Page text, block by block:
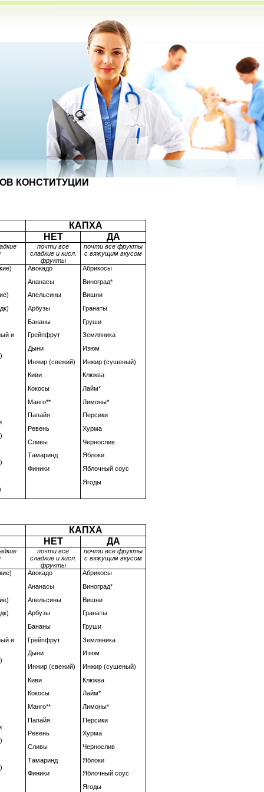
КОНСТИТУЦИИ
КАПХА
НЕТ
ДА
почти все
сладкие и кисл.
фрукты
почти все фрукты
с вяжущим вкусом
и
Авокадо
Ананасы
Апельсины
Арбузы
Бананы
Грейпфрут
Дыни
Инжир (свежий)
Киви
Кокосы
Манго**
Папайя
Ревень
Сливы
Тамаринд
Финики
Абрикосы
Виноград*
Вишни
Гранаты
Груши
Земляника
Изюм
Инжир (сушеный)
Клюква
Лайм*
Лимоны*
Персики
Хурма
Чернослив
Яблоки
Яблочный соус
Ягоды
КАПХА
НЕТ
ДА
почти все
сладкие и кисл.
фрукты
почти все фрукты
с вяжущим вкусом
и
Авокадо
Ананасы
Апельсины
Арбузы
Бананы
Грейпфрут
Дыни
Инжир (свежий)
Киви
Кокосы
Манго**
Папайя
Ревень
Сливы
Тамаринд
Финики
Абрикосы
Виноград*
Вишни
Гранаты
Груши
Земляника
Изюм
Инжир (сушеный)
Клюква
Лайм*
Лимоны*
Персики
Хурма
Чернослив
Яблоки
Яблочный соус
Ягоды